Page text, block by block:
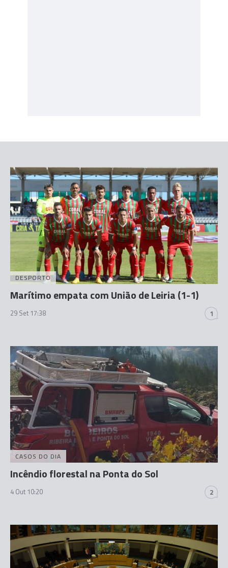
DESPORTO
Marítimo empata com União de Leiria (1-1)
29 Set 17:38 1
CASOS DO DIA
Incêndio florestal na Ponta do Sol
4 Out 10:20 2